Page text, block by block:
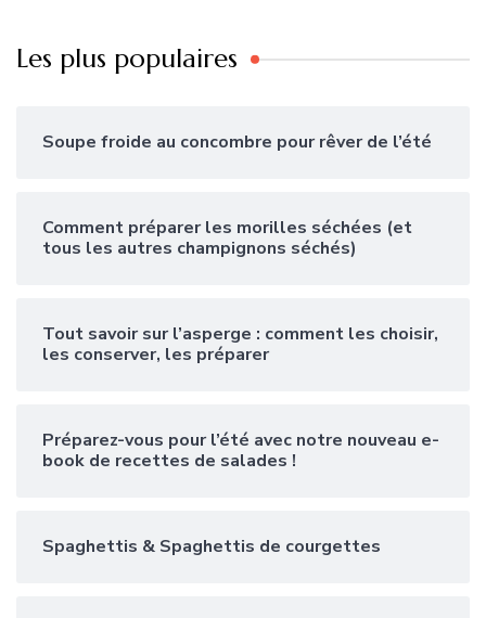
Les plus populaires
Soupe froide au concombre pour rêver de l’été
Comment préparer les morilles séchées (et
tous les autres champignons séchés)
Tout savoir sur l’asperge : comment les choisir,
les conserver, les préparer
Préparez-vous pour l’été avec notre nouveau e-
book de recettes de salades !
Spaghettis & Spaghettis de courgettes